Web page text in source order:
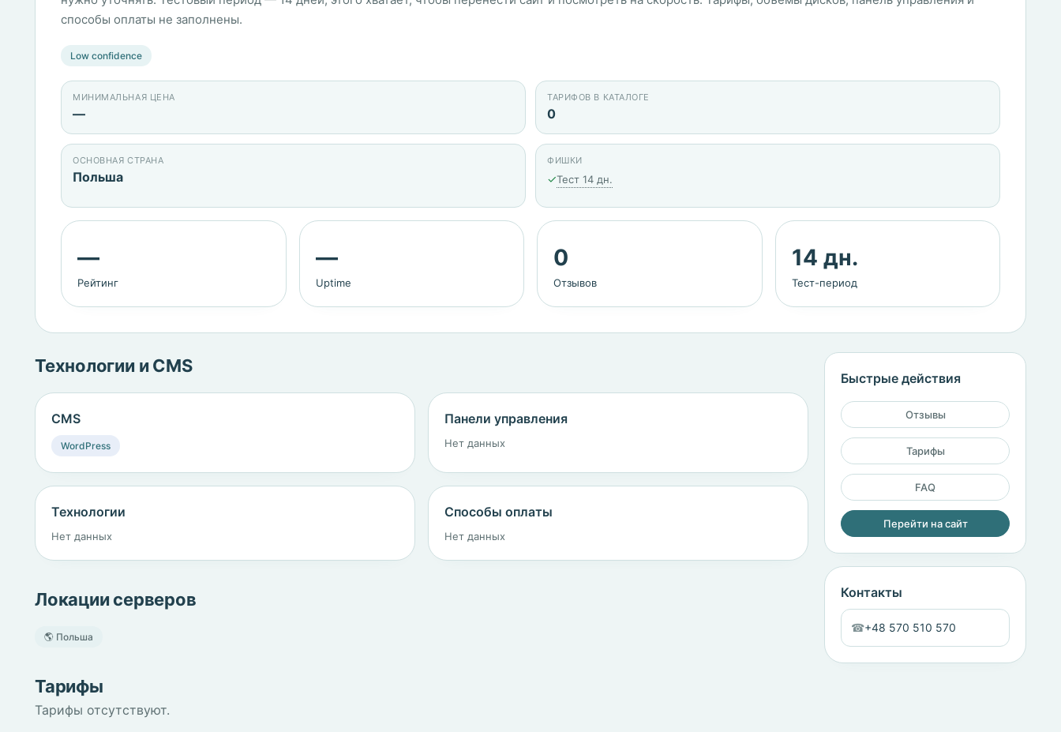
способы оплаты не заполнены.
Low confidence
МИНИМАЛЬНАЯ ЦЕНА
—
ТАРИФОВ В КАТАЛОГЕ
0
ОСНОВНАЯ СТРАНА
Польша
ФИШКИ
✓Тест 14 дн.
—
Рейтинг
—
Uptime
0
Отзывов
14 дн.
Тест-период
Технологии и CMS
CMS
WordPress
Панели управления
Нет данных
Технологии
Нет данных
Способы оплаты
Нет данных
Локации серверов
🌎 Польша
Тарифы
Тарифы отсутствуют.
Быстрые действия
Отзывы
Тарифы
FAQ
Перейти на сайт
Контакты
☎+48 570 510 570